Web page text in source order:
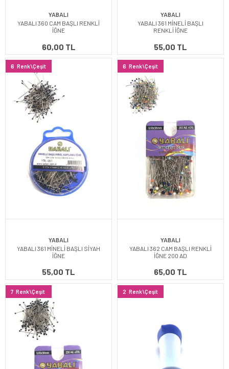
YABALI
YABALI 360 CAM BAŞLI RENKLİ
İĞNE
60,00 TL
YABALI
YABALI 361 MİNELİ BAŞLI
RENKLİ İĞNE
55,00 TL
6 Renk\Çeşit
YABALI
YABALI 361 MİNELİ BAŞLI SİYAH
İĞNE
55,00 TL
6 Renk\Çeşit
YABALI
YABALI 362 CAM BAŞLI RENKLİ
İĞNE 200 AD
65,00 TL
7 Renk\Çeşit 2 Renk\Çeşit